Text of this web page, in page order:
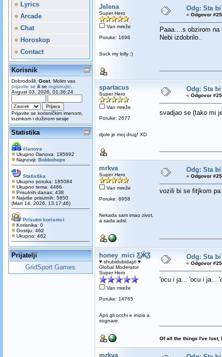
Lyrics
Arcade
Chat
Horoskop
Contact
Korisnik
Dobrodošli, Gost. Molim vas
prijavite se ili se registrujte
Avgust 03, 2026, 01:36:24
Prijavite se korisničkim imenom,
lozinkom i dužinom sesije
Statistika
članova
Ukupno članova: 185692
Najnoviji: Bobbohops
Statistika
Ukupno poruka: 185084
Ukupno tema: 4466
Prisutnih danas: 438
Najviše prisutnih: 5850
(Mart 14, 2026, 13:17:46)
Prisutni korisnici
Korisnika: 0
Gostiju: 462
Ukupno: 462
Prijatelji
GridSport.Games
Jelena
Super Hero
Van mreže
Poruke: 1696
Suck my lolly :)
Odg: Sta
« Odgovor
Paaa....s obzirom
Nebi izdobrilo..
spartacus
Super Hero
Van mreže
Poruke: 2677
djole je moj drug! XD
Odg: Sta
« Odgovor
svadjao se (tako mi
mrkva
Super Hero
Van mreže
Poruke: 8958
Nekada sam imao zivot,
a sada adsl.
Odg: Sta
« Odgovor
vozili bi se fitjkom
honey_mici Ƹ̵̡Ӝ̵̨̄Ʒ
♥ shubidubidajzl ♥
Global Moderator
Super Hero
Van mreže
Poruke: 14765
Apri gli occhi e inizia a
sognare.
Odg: Sta
« Odgovor
'ocu i ja... 'ocu i ja...
Of all the things I've lost,
mrkva